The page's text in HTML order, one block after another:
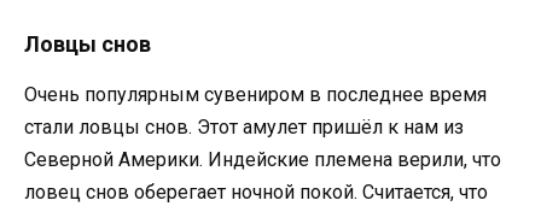
Ловцы снов
Очень популярным сувениром в последнее время
стали ловцы снов. Этот амулет пришёл к нам из
Северной Америки. Индейские племена верили, что
ловец снов оберегает ночной покой. Считается, что